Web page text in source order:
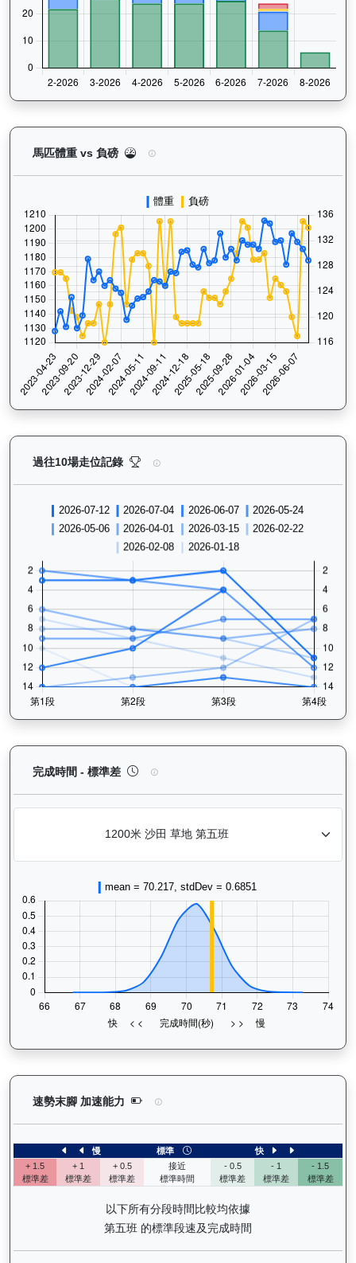
馬匹體重 vs 負磅 日日獎（H283）— 馬匹體重與負磅走
過往10場走位記錄 日日獎（H283）— 過往走位記錄圖
完成時間 - 標準差 日日獎（H283）— 完成時間標準差分
速勢末腳 加速能力 日日獎（H283）— 速勢末腳加速能
慢 標準
快
+ 1.5
標準差
+ 1
標準差
+ 0.5
標準差
接近
標準時間
- 0.5
標準差
- 1
標準差
- 1.5
標準差
以下所有分段時間比較均依據
第五班 的標準段速及完成時間